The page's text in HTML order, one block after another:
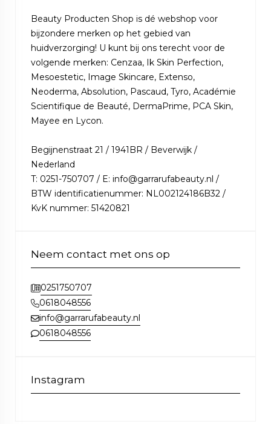
Beauty Producten Shop is dé webshop voor
bijzondere merken op het gebied van
huidverzorging! U kunt bij ons terecht voor de
volgende merken: Cenzaa, Ik Skin Perfection,
Mesoestetic, Image Skincare, Extenso,
Neoderma, Absolution, Pascaud, Tyro, Académie
Scientifique de Beauté, DermaPrime, PCA Skin,
Mayee en Lycon.
Begijnenstraat 21 / 1941BR / Beverwijk /
Nederland
T: 0251-750707 / E: info@garrarufabeauty.nl /
BTW identificatienummer: NL002124186B32 /
KvK nummer: 51420821
Neem contact met ons op
0251750707
0618048556
info@garrarufabeauty.nl
0618048556
Instagram